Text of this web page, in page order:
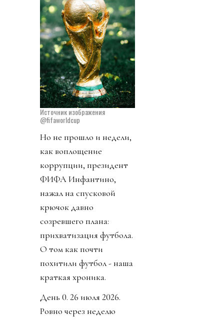
Источник изображения
@fifaworldcup
Но не прошло и недели,
как воплощение
коррупции, президент
ФИФА Инфантино,
нажал на спусковой
крючок давно
созревшего плана:
прихватизация футбола.
О том как почти
похитили футбол - наша
краткая хроника.
День 0. 26 июля 2026.
Ровно через неделю